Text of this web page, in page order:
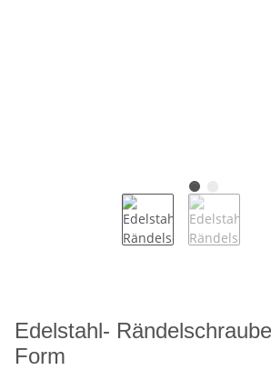
Edelstahl-
Form